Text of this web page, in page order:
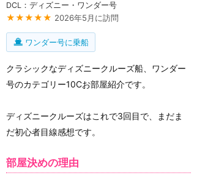
DCL：ディズニー・ワンダー号
★★★★★ 2026年5月に訪問
ワンダー号に乗船
クラシックなディズニークルーズ船、ワンダー
号のカテゴリー10Cお部屋紹介です。
ディズニークルーズはこれで3回目で、まだま
だ初心者目線感想です。
部屋決めの理由